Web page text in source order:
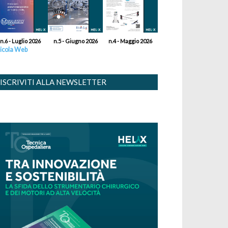
n.6 - Luglio 2026 n.5 - Giugno 2026 n.4 - Maggio 2026
Web
ISCRIVITI ALLA NEWSLETTER